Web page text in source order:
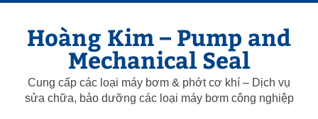
Skip
contentHoàng Kim – Pump and
Mechanical Seal
Cung cấp các loại máy bơm & phớt cơ khí – Dịch vụ
sửa chữa, bảo dưỡng các loại máy bơm công nghiệp